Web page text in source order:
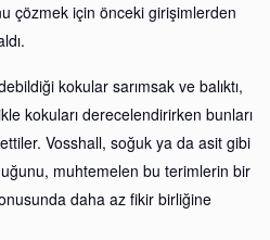
çözmek için önceki girişimlerden
kokular sarımsak ve balıktı,
kokuları derecelendirirken bunları
Vosshall, soğuk ya da asit gibi
muhtemelen bu terimlerin bir
daha az fikir birliğine